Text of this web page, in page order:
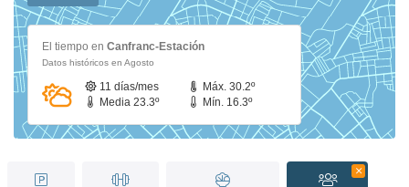
El tiempo en Canfranc-Estación
Datos históricos en Agosto
11 días/mes
Máx. 30.2º
Media 23.3º
Mín. 16.3º